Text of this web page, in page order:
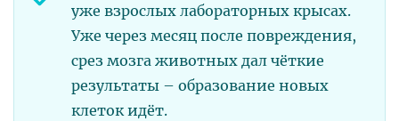
уже взрослых лабораторных крысах.
Уже через месяц после повреждения,
срез мозга животных дал чёткие
результаты – образование новых
клеток идёт.